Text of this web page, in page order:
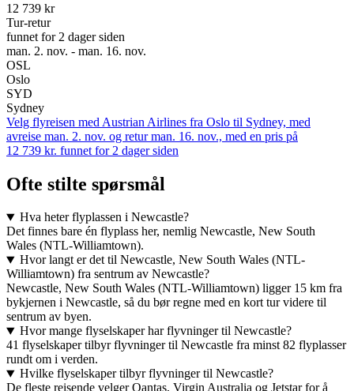
12 739 kr
Tur-retur
funnet for 2 dager siden
man. 2. nov. - man. 16. nov.
OSL
Oslo
SYD
Sydney
Velg flyreisen med Austrian Airlines fra Oslo til Sydney, med
avreise man. 2. nov. og retur man. 16. nov., med en pris på
12 739 kr. funnet for 2 dager siden
Ofte stilte spørsmål
Hva heter flyplassen i Newcastle?
Det finnes bare én flyplass her, nemlig Newcastle, New South
Wales (NTL-Williamtown).
Hvor langt er det til Newcastle, New South Wales (NTL-
Williamtown) fra sentrum av Newcastle?
Newcastle, New South Wales (NTL-Williamtown) ligger 15 km fra
bykjernen i Newcastle, så du bør regne med en kort tur videre til
sentrum av byen.
Hvor mange flyselskaper har flyvninger til Newcastle?
41 flyselskaper tilbyr flyvninger til Newcastle fra minst 82 flyplasser
rundt om i verden.
Hvilke flyselskaper tilbyr flyvninger til Newcastle?
De fleste reisende velger Qantas, Virgin Australia og Jetstar for å